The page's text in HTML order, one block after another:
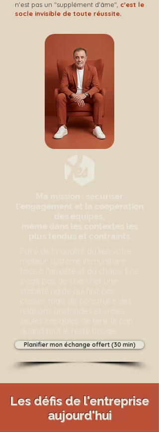
n'est pas un "supplément d'âme", c'est le
socle invisible de toute réussite.
Ma mission : sécuriser
l’engagement et la coopération
des équipes,
même dans les contextes les
plus tendus et contraints
Faire de la qualité du lien votre
meilleur système immunitaire
face à l'anxiété et au chaos. Il ne
s'agit pas de chercher une
stabilité rigide qui finit par
casser, mais de construire des
relations profondes et vraies,
seules capables de tenir le cap
quand tout le reste bouge.
Planifier mon échange offert (30 min)
Les défis de l'entreprise
aujourd'hui